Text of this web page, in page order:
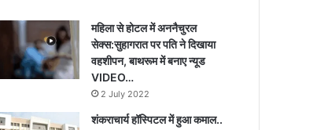
महिला से होटल में अननैचुरल
सेक्स:सुहागरात पर पति ने दिखाया
वहशीपन, बाथरूम में बनाए न्यूड
VIDEO…
2 July 2022
शंकराचार्य हॉस्पिटल में हुआ कमाल..